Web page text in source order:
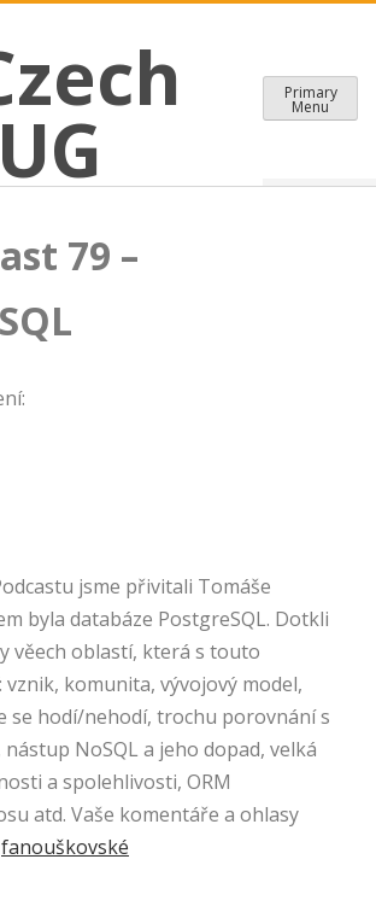
JUG Primary
Menu
79 –
jsme přivitali Tomáše
byla databáze PostgreSQL. Dotkli
věech oblastí, která s touto
vznik, komunita, vývojový model,
se hodí/nehodí, trochu porovnání s
nástup NoSQL a jeho dopad, velká
a spolehlivosti, ORM
atd. Vaše komentáře a ohlasy
fanouškovské